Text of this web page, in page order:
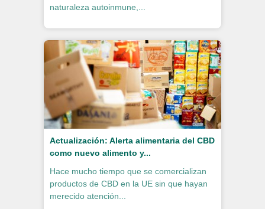
naturaleza autoinmune,...
Actualización: Alerta alimentaria del CBD
como nuevo alimento y...
Hace mucho tiempo que se comercializan
productos de CBD en la UE sin que hayan
merecido atención...